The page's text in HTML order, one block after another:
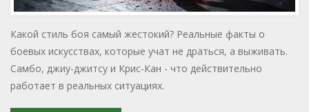
Какой стиль боя самый жестокий? Реальные факты о
боевых искусствах, которые учат не драться, а выживать.
Самбо, джиу-джитсу и Крис-Кан - что действительно
работает в реальных ситуациях.